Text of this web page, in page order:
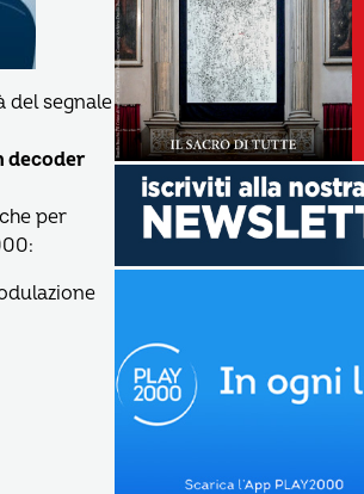
del segnale
decoder
per